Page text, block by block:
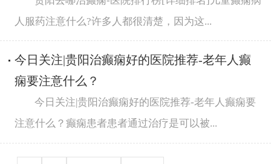
人服药注意什么?许多人都很清楚，因为这...
今日关注|贵阳治癫痫好的医院推荐-老年人癫
痫要注意什么？
今日关注|贵阳治癫痫好的医院推荐-老年人癫痫要
注意什么？癫痫患者患者通过治疗是可以被...